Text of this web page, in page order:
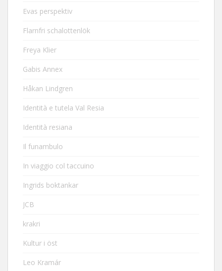
Evas perspektiv
Flarnfri schalottenlök
Freya Klier
Gabis Annex
Håkan Lindgren
Identità e tutela Val Resia
Identità resiana
Il funambulo
In viaggio col taccuino
Ingrids boktankar
JCB
krakri
Kultur i öst
Leo Kramár